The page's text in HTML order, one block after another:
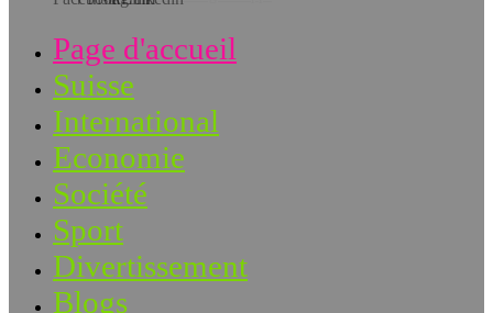
Page d'accueil
Suisse
International
Economie
Société
Sport
Divertissement
Blogs